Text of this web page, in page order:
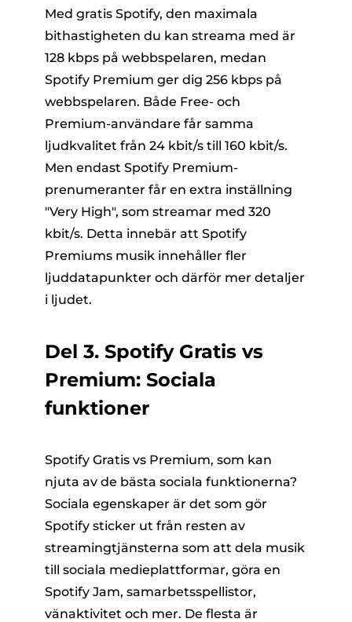
Med gratis Spotify, den maximala
bithastigheten du kan streama med är
128 kbps på webbspelaren, medan
Spotify Premium ger dig 256 kbps på
webbspelaren. Både Free- och
Premium-användare får samma
ljudkvalitet från 24 kbit/s till 160 kbit/s.
Men endast Spotify Premium-
prenumeranter får en extra inställning
"Very High", som streamar med 320
kbit/s. Detta innebär att Spotify
Premiums musik innehåller fler
ljuddatapunkter och därför mer detaljer
i ljudet.
Del 3. Spotify Gratis vs
Premium: Sociala
funktioner
Spotify Gratis vs Premium, som kan
njuta av de bästa sociala funktionerna?
Sociala egenskaper är det som gör
Spotify sticker ut från resten av
streamingtjänsterna som att dela musik
till sociala medieplattformar, göra en
Spotify Jam, samarbetsspellistor,
vänaktivitet och mer. De flesta är